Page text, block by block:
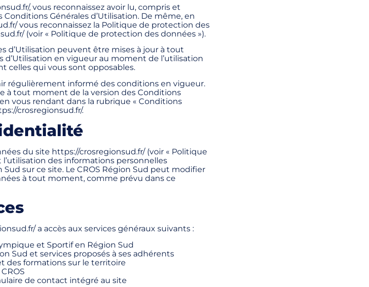
, vous reconnaissez avoir lu, compris et
Générales d’Utilisation. De même, en
vous reconnaissez la Politique de protection des
(voir « Politique de protection des données »).
d’Utilisation peuvent être mises à jour à tout
d’Utilisation en vigueur au moment de l’utilisation
celles qui vous sont opposables.
régulièrement informé des conditions en vigueur.
à tout moment de la version des Conditions
vous rendant dans la rubrique « Conditions
crosregionsud.fr/.
du site https://crosregionsud.fr/ (voir « Politique
des informations personnelles
sur ce site. Le CROS Région Sud peut modifier
à tout moment, comme prévu dans ce
a accès aux services généraux suivants :
et Sportif en Région Sud
Sud et services proposés à ses adhérents
des formations sur le territoire
de contact intégré au site